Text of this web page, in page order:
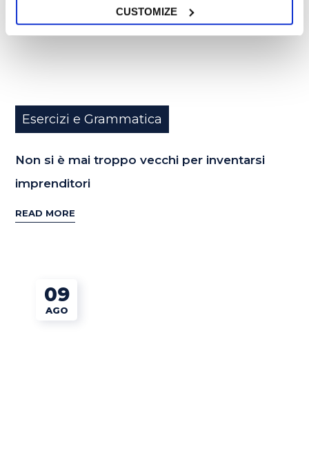
CUSTOMIZE
Esercizi e Grammatica
Non si è mai troppo vecchi per inventarsi
imprenditori
READ MORE
09
AGO